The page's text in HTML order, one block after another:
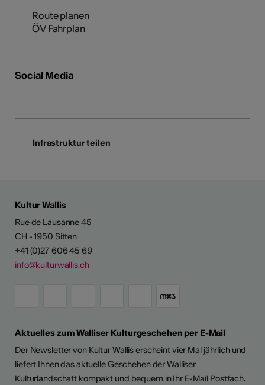
Route planen
ÖV Fahrplan
Social Media
Infrastruktur teilen
Kultur Wallis
Rue de Lausanne 45
CH - 1950 Sitten
+41 (0)27 606 45 69
info@kulturwallis.ch
Aktuelles zum Walliser Kulturgeschehen per E-Mail
Der Newsletter von Kultur Wallis erscheint vier Mal jährlich und
liefert Ihnen das aktuelle Geschehen der Walliser
Kulturlandschaft kompakt und bequem in Ihr E-Mail Postfach.